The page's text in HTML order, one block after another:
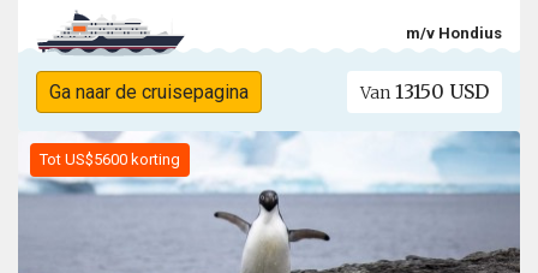
m/v Hondius
Ga naar de cruisepagina Van 13150 USD
Tot US$5600 korting